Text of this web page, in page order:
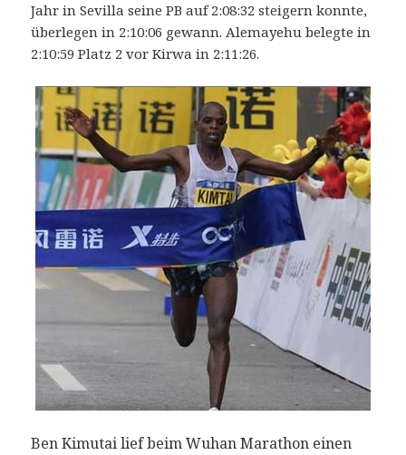
Jahr in Sevilla seine PB auf 2:08:32 steigern konnte,
überlegen in 2:10:06 gewann. Alemayehu belegte in
2:10:59 Platz 2 vor Kirwa in 2:11:26.
Ben Kimutai lief beim Wuhan Marathon einen